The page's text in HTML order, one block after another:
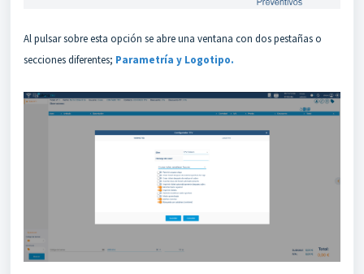
Al pulsar sobre esta opción se abre una ventana con dos pestañas o
secciones diferentes; Parametría y Logotipo.